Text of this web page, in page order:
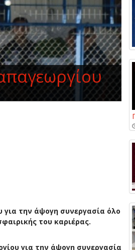
την άψογη συνεργασία όλο
του καριέρας.
για την άψογη συνεργασία